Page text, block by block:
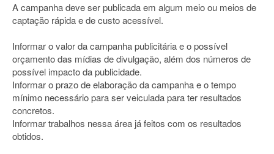
A campanha deve ser publicada em algum meio ou meios de
captação rápida e de custo acessível.
Informar o valor da campanha publicitária e o possível
orçamento das mídias de divulgação, além dos números de
possível impacto da publicidade.
Informar o prazo de elaboração da campanha e o tempo
mínimo necessário para ser veiculada para ter resultados
concretos.
Informar trabalhos nessa área já feitos com os resultados
obtidos.